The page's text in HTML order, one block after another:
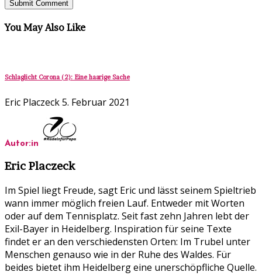
You May Also Like
Schlaglicht Corona (2): Eine haarige Sache
Eric Placzeck5. Februar 2021
Autor:in
Eric Placzeck
Im Spiel liegt Freude, sagt Eric und lässt seinem Spieltrieb
wann immer möglich freien Lauf. Entweder mit Worten
oder auf dem Tennisplatz. Seit fast zehn Jahren lebt der
Exil-Bayer in Heidelberg. Inspiration für seine Texte
findet er an den verschiedensten Orten: Im Trubel unter
Menschen genauso wie in der Ruhe des Waldes. Für
beides bietet ihm Heidelberg eine unerschöpfliche Quelle.